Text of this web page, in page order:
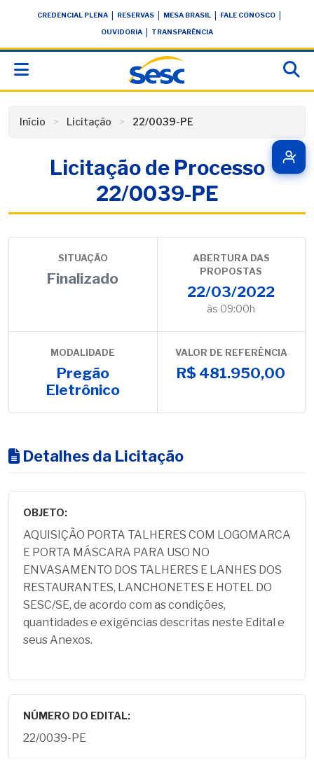
conteúdoCREDENCIAL PLENA RESERVAS MESA BRASIL FALE CONOSCO
OUVIDORIA TRANSPARÊNCIA
Início Licitação 22/0039-PE
Licitação de Processo
22/0039-PE
SITUAÇÃO
Finalizado
ABERTURA DAS
PROPOSTAS
22/03/2022
às 09:00h
MODALIDADE
Pregão
Eletrônico
VALOR DE REFERÊNCIA
R$ 481.950,00
Detalhes da Licitação
OBJETO:
AQUISIÇÃO PORTA TALHERES COM LOGOMARCA
E PORTA MÁSCARA PARA USO NO
ENVASAMENTO DOS TALHERES E LANHES DOS
RESTAURANTES, LANCHONETES E HOTEL DO
SESC/SE, de acordo com as condições,
quantidades e exigências descritas neste Edital e
seus Anexos.
NÚMERO DO EDITAL:
22/0039-PE